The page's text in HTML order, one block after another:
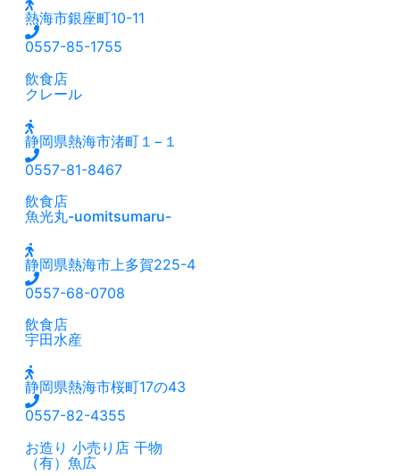
熱海市銀座町10-11
0557-85-1755
飲食店
クレール
静岡県熱海市渚町１−１
0557-81-8467
飲食店
魚光丸-uomitsumaru-
静岡県熱海市上多賀225-4
0557-68-0708
飲食店
宇田水産
静岡県熱海市桜町17の43
0557-82-4355
お造り 小売り店 干物
（有）魚広